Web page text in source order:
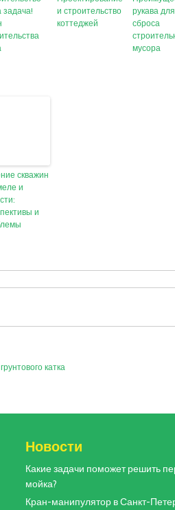
задача!
и строительство
коттеджей
рукава для
сброса
мусора
скважин
и
и
катка
Новости
Какие задачи поможет решить
мойка?
Кран-манипулятор в Санкт-